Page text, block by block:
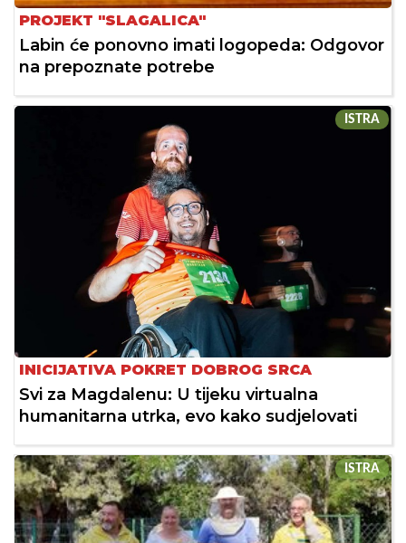
PROJEKT "SLAGALICA"
Labin će ponovno imati logopeda: Odgovor
na prepoznate potrebe
ISTRA
INICIJATIVA POKRET DOBROG SRCA
Svi za Magdalenu: U tijeku virtualna
humanitarna utrka, evo kako sudjelovati
ISTRA